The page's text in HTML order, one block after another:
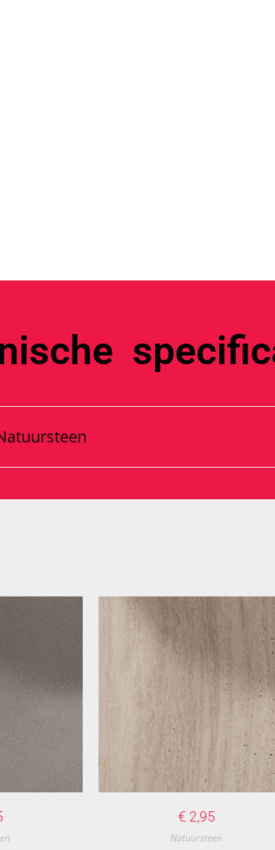
€ 2,95
Natuursteen